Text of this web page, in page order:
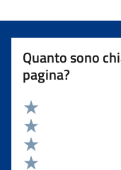
Quanto sono
pagina?
Valuta 5 stelle su 5
Valuta 4 stelle su 5
Valuta 3 stelle su 5